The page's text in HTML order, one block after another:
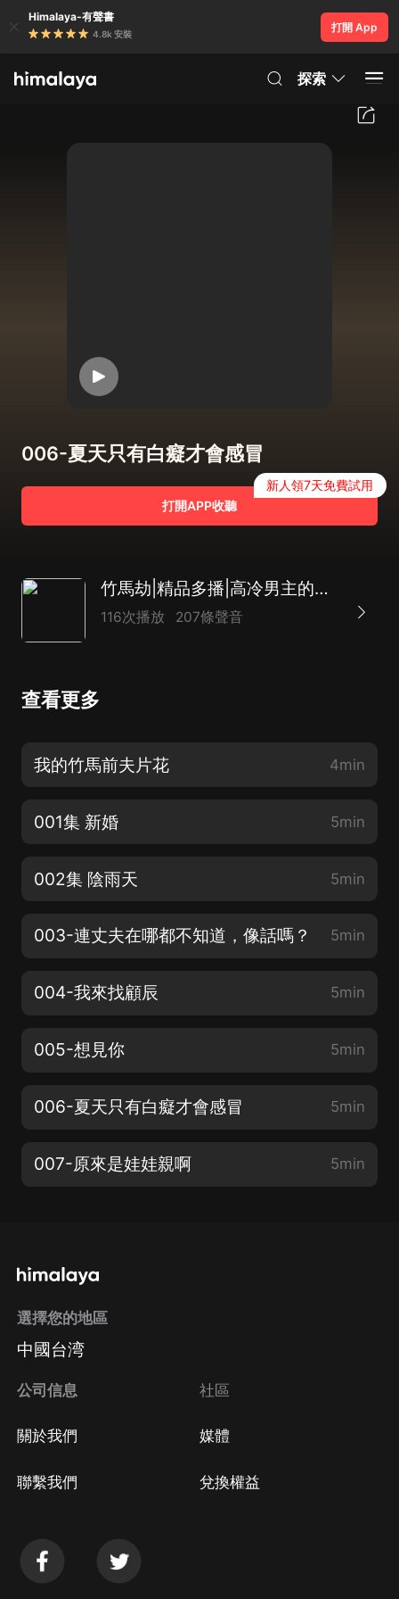
Himalaya-有聲書
4.8k 安裝
打開 App
探索
006-夏天只有白癡才會感冒
打開APP收聽
新人領7天免費試用
竹馬劫|精品多播|高冷男主的丟妻追妻之路
116次播放 207條聲音
查看更多
我的竹馬前夫片花 4min
001集 新婚 5min
002集 陰雨天 5min
003-連丈夫在哪都不知道，像話嗎？ 5min
004-我來找顧辰 5min
005-想見你 5min
006-夏天只有白癡才會感冒 5min
007-原來是娃娃親啊 5min
選擇您的地區
中國台湾
公司信息
關於我們
聯繫我們
社區
媒體
兌換權益